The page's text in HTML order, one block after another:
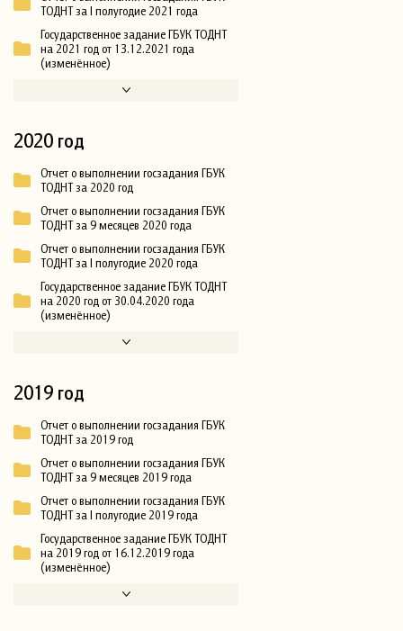
ТОДНТ за I полугодие 2021 года
Государственное задание ГБУК ТОДНТ
на 2021 год от 13.12.2021 года
(изменённое)
2020 год
Отчет о выполнении госзадания ГБУК
ТОДНТ за 2020 год
Отчет о выполнении госзадания ГБУК
ТОДНТ за 9 месяцев 2020 года
Отчет о выполнении госзадания ГБУК
ТОДНТ за I полугодие 2020 года
Государственное задание ГБУК ТОДНТ
на 2020 год от 30.04.2020 года
(изменённое)
2019 год
Отчет о выполнении госзадания ГБУК
ТОДНТ за 2019 год
Отчет о выполнении госзадания ГБУК
ТОДНТ за 9 месяцев 2019 года
Отчет о выполнении госзадания ГБУК
ТОДНТ за I полугодие 2019 года
Государственное задание ГБУК ТОДНТ
на 2019 год от 16.12.2019 года
(изменённое)